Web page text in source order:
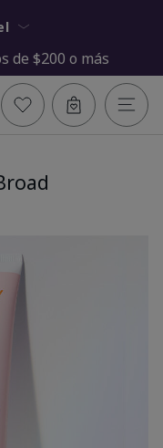
de $200 o más